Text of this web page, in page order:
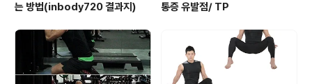
는 방법(inbody720 결과지)
통증 유발점/ TP